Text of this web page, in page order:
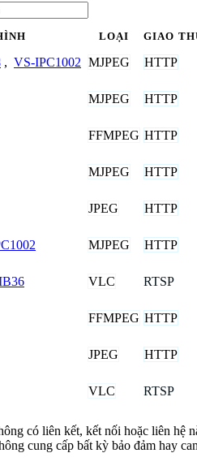
LOẠI GIAO
, VS-IPC1002 MJPEG HTTP
MJPEG HTTP
FFMPEG HTTP
MJPEG HTTP
JPEG HTTP
MJPEG HTTP
VLC RTSP
FFMPEG HTTP
JPEG HTTP
VLC RTSP
có liên kết, kết nối hoặc liên hệ
cung cấp bất kỳ bảo đảm hay